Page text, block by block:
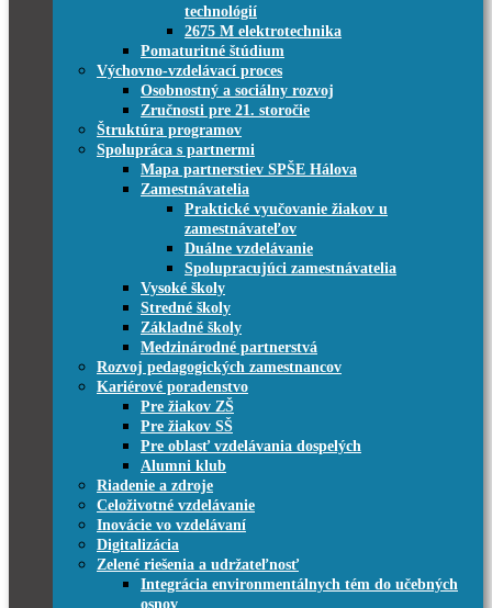
technológií
2675 M elektrotechnika
Pomaturitné štúdium
Výchovno-vzdelávací proces
Osobnostný a sociálny rozvoj
Zručnosti pre 21. storočie
Štruktúra programov
Spolupráca s partnermi
Mapa partnerstiev SPŠE Hálova
Zamestnávatelia
Praktické vyučovanie žiakov u
zamestnávateľov
Duálne vzdelávanie
Spolupracujúci zamestnávatelia
Vysoké školy
Stredné školy
Základné školy
Medzinárodné partnerstvá
Rozvoj pedagogických zamestnancov
Kariérové poradenstvo
Pre žiakov ZŠ
Pre žiakov SŠ
Pre oblasť vzdelávania dospelých
Alumni klub
Riadenie a zdroje
Celoživotné vzdelávanie
Inovácie vo vzdelávaní
Digitalizácia
Zelené riešenia a udržateľnosť
Integrácia environmentálnych tém do učebných
osnov